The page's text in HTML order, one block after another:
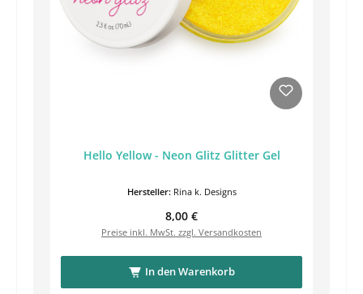
Hello Yellow - Neon Glitz Glitter Gel
Hersteller: Rina k. Designs
Regulärer Preis:
8,00 €
Preise inkl. MwSt. zzgl. Versandkosten
In den Warenkorb